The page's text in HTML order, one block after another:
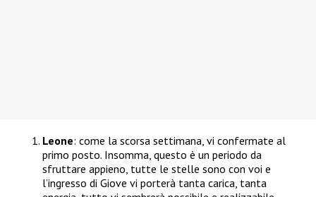
Leone: come la scorsa settimana, vi confermate al
primo posto. Insomma, questo è un periodo da
sfruttare appieno, tutte le stelle sono con voi e
l’ingresso di Giove vi porterà tanta carica, tanta